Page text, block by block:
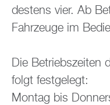
des­tens vier. Ab
Fahr­zeu­ge im
Die Be­triebs­zei­ten
folgt fest­ge­legt:
Mon­tag bis